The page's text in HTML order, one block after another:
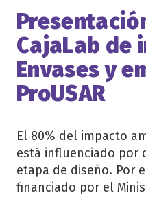
CajaLab de
Envases y
ProUSAR
El 80% del impacto
está influenciado por
etapa de diseño. Por
financiado por el